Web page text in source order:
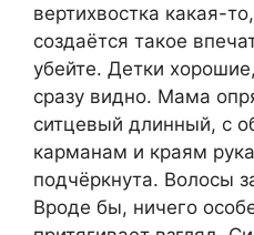
вертихвостка какая-
создаётся такое
убейте. Детки
сразу видно. Мама
ситцевый длинный, с
карманам и краям
подчёркнута. Волосы
Вроде бы, ничего